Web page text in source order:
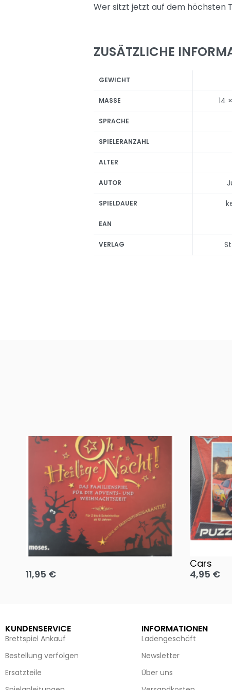
Wer sitzt jetzt auf dem höchsten
ZUSÄTZLICHE
GEWICHT
MASSE 14
SPRACHE
SPIELERANZAHL
ALTER
AUTOR
SPIELDAUER
EAN
VERLAG
Oh, heilige Nacht!
11,95 €
Cars
4,95 €
KUNDENSERVICE
Brettspiel Ankauf
Bestellung verfolgen
Ersatzteile
INFORMATIONEN
Ladengeschäft
Newsletter
Über uns